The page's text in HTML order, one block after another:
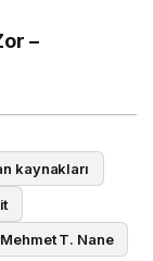
–
kaynakları
Mehmet T. Nane